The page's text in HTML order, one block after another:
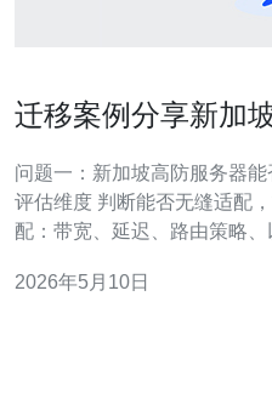
迁移案例分享新加
问题一：新加坡高防服务器
评估维度 判断能否无缝适配
配：带宽、延迟、路由策略
提供较低的亚太延迟，但要验
2026年5月10日